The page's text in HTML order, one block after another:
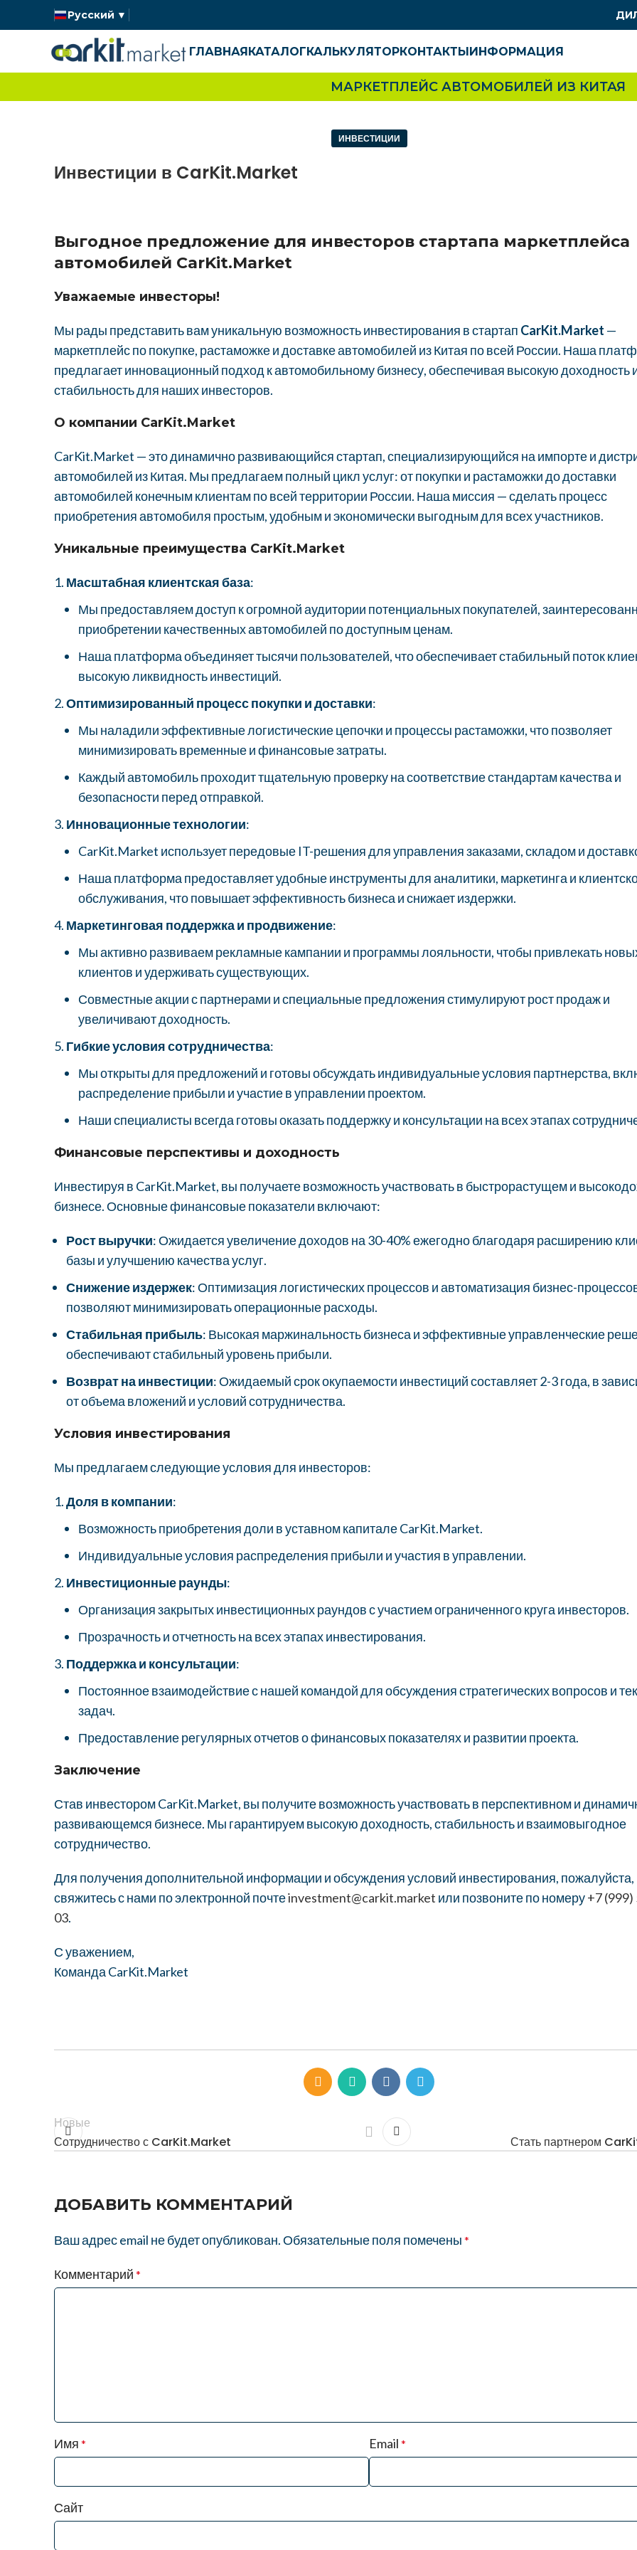
Русский ▼
ГЛАВНАЯКАТАЛОГКАЛЬКУЛЯТОРКОНТАКТЫИНФОРМАЦИЯ
МАРКЕТПЛЕЙС АВТОМОБИЛЕЙ ИЗ КИТАЯ
ИНВЕСТИЦИИ
Инвестиции в CarKit.Market
Выгодное предложение для инвесторов стартапа маркетплейса
автомобилей CarKit.Market
Уважаемые инвесторы!
Мы рады представить вам уникальную возможность инвестирования в стартап CarKit.Market —
маркетплейс по покупке, растаможке и доставке автомобилей из Китая по всей России. Наша
предлагает инновационный подход к автомобильному бизнесу, обеспечивая высокую доходность
стабильность для наших инвесторов.
О компании CarKit.Market
CarKit.Market — это динамично развивающийся стартап, специализирующийся на импорте и
автомобилей из Китая. Мы предлагаем полный цикл услуг: от покупки и растаможки до доставки
автомобилей конечным клиентам по всей территории России. Наша миссия — сделать процесс
приобретения автомобиля простым, удобным и экономически выгодным для всех участников.
Уникальные преимущества CarKit.Market
Масштабная клиентская база:
Мы предоставляем доступ к огромной аудитории потенциальных покупателей,
приобретении качественных автомобилей по доступным ценам.
Наша платформа объединяет тысячи пользователей, что обеспечивает стабильный поток
высокую ликвидность инвестиций.
Оптимизированный процесс покупки и доставки:
Мы наладили эффективные логистические цепочки и процессы растаможки, что позволяет
минимизировать временные и финансовые затраты.
Каждый автомобиль проходит тщательную проверку на соответствие стандартам качества и
безопасности перед отправкой.
Инновационные технологии:
CarKit.Market использует передовые IT-решения для управления заказами, складом и
Наша платформа предоставляет удобные инструменты для аналитики, маркетинга и
обслуживания, что повышает эффективность бизнеса и снижает издержки.
Маркетинговая поддержка и продвижение:
Мы активно развиваем рекламные кампании и программы лояльности, чтобы привлекать
клиентов и удерживать существующих.
Совместные акции с партнерами и специальные предложения стимулируют рост продаж и
увеличивают доходность.
Гибкие условия сотрудничества:
Мы открыты для предложений и готовы обсуждать индивидуальные условия партнерства,
распределение прибыли и участие в управлении проектом.
Наши специалисты всегда готовы оказать поддержку и консультации на всех этапах
Финансовые перспективы и доходность
Инвестируя в CarKit.Market, вы получаете возможность участвовать в быстрорастущем и
бизнесе. Основные финансовые показатели включают:
Рост выручки: Ожидается увеличение доходов на 30-40% ежегодно благодаря расширению
базы и улучшению качества услуг.
Снижение издержек: Оптимизация логистических процессов и автоматизация бизнес-
позволяют минимизировать операционные расходы.
Стабильная прибыль: Высокая маржинальность бизнеса и эффективные управленческие
обеспечивают стабильный уровень прибыли.
Возврат на инвестиции: Ожидаемый срок окупаемости инвестиций составляет 2-3 года, в
от объема вложений и условий сотрудничества.
Условия инвестирования
Мы предлагаем следующие условия для инвесторов:
Доля в компании:
Возможность приобретения доли в уставном капитале CarKit.Market.
Индивидуальные условия распределения прибыли и участия в управлении.
Инвестиционные раунды:
Организация закрытых инвестиционных раундов с участием ограниченного круга инвесторов.
Прозрачность и отчетность на всех этапах инвестирования.
Поддержка и консультации:
Постоянное взаимодействие с нашей командой для обсуждения стратегических вопросов и
задач.
Предоставление регулярных отчетов о финансовых показателях и развитии проекта.
Заключение
Став инвестором CarKit.Market, вы получите возможность участвовать в перспективном и
развивающемся бизнесе. Мы гарантируем высокую доходность, стабильность и взаимовыгодное
сотрудничество.
Для получения дополнительной информации и обсуждения условий инвестирования, пожалуйста,
свяжитесь с нами по электронной почтеinvestment@carkit.market или позвоните по номеру+7
03.
С уважением,
Команда CarKit.Market
Новые
Сотрудничество с CarKit.Market Стать партнером
ДОБАВИТЬ КОММЕНТАРИЙ
Ваш адрес email не будет опубликован.Обязательные поля помечены *
Комментарий *
Имя * Email*
Сайт